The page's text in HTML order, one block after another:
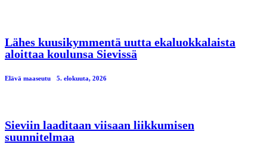
Lähes kuusikymmentä uutta ekaluokkalaista
aloittaa koulunsa Sievissä
Elävä maaseutu 5. elokuuta, 2026
Sieviin laaditaan viisaan liikkumisen
suunnitelmaa